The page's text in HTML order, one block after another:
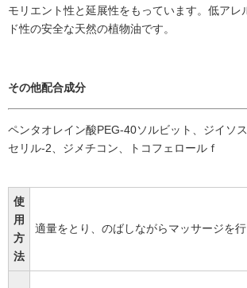
モリエント性と延展性をもっています。低アレ
ド性の安全な天然の植物油です。
その他配合成分
ペンタオレイン酸PEG-40ソルビット、ジイソ
セリル-2、ジメチコン、トコフェロールｆ
使
用
方
法
適量をとり、のばしながらマッサージを行